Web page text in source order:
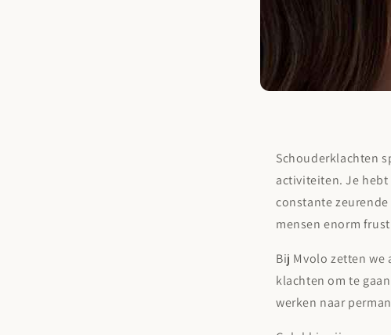
Schouderklachten
activiteiten. Je
constante
mensen enorm
Bij Mvolo zetten we
klachten om te
werken naar